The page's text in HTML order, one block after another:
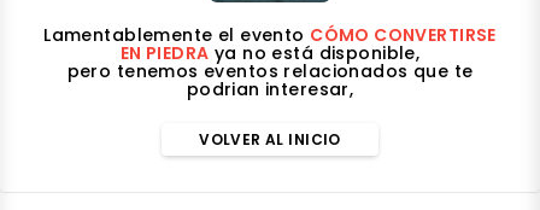
Lamentablemente el evento CÓMO CONVERTIRSE
EN PIEDRA ya no está disponible,
pero tenemos eventos relacionados que te
podrian interesar,
VOLVER AL INICIO